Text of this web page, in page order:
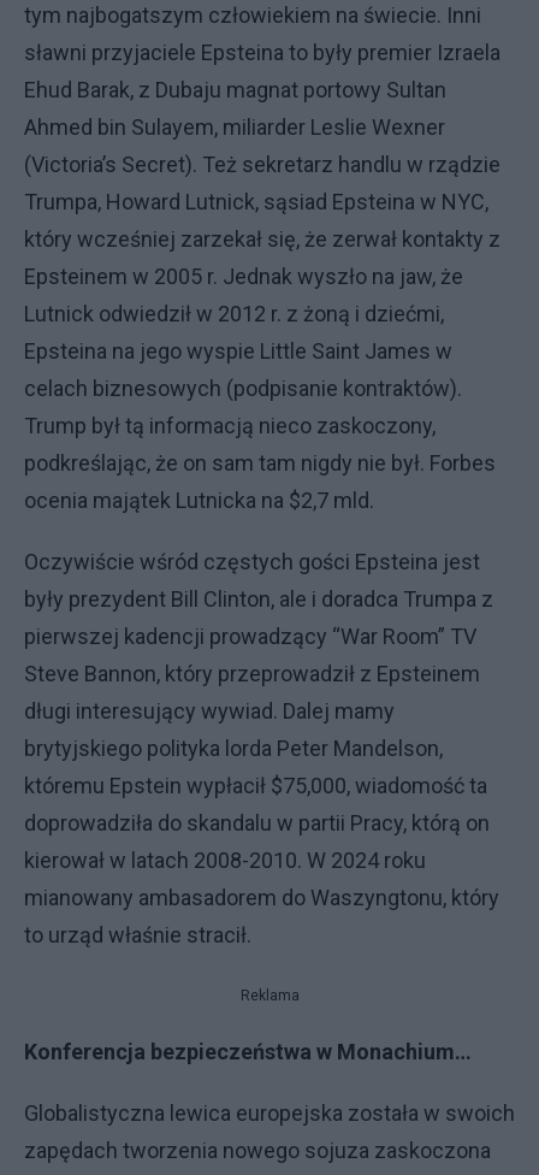
tym najbogatszym człowiekiem na świecie. Inni
sławni przyjaciele Epsteina to były premier Izraela
Ehud Barak, z Dubaju magnat portowy Sultan
Ahmed bin Sulayem, miliarder Leslie Wexner
(Victoria’s Secret). Też sekretarz handlu w rządzie
Trumpa, Howard Lutnick, sąsiad Epsteina w NYC,
który wcześniej zarzekał się, że zerwał kontakty z
Epsteinem w 2005 r. Jednak wyszło na jaw, że
Lutnick odwiedził w 2012 r. z żoną i dziećmi,
Epsteina na jego wyspie Little Saint James w
celach biznesowych (podpisanie kontraktów).
Trump był tą informacją nieco zaskoczony,
podkreślając, że on sam tam nigdy nie był. Forbes
ocenia majątek Lutnicka na $2,7 mld.
Oczywiście wśród częstych gości Epsteina jest
były prezydent Bill Clinton, ale i doradca Trumpa z
pierwszej kadencji prowadzący “War Room” TV
Steve Bannon, który przeprowadził z Epsteinem
długi interesujący wywiad. Dalej mamy
brytyjskiego polityka lorda Peter Mandelson,
któremu Epstein wypłacił $75,000, wiadomość ta
doprowadziła do skandalu w partii Pracy, którą on
kierował w latach 2008-2010. W 2024 roku
mianowany ambasadorem do Waszyngtonu, który
to urząd właśnie stracił.
Reklama
Konferencja bezpieczeństwa w Monachium…
Globalistyczna lewica europejska została w swoich
zapędach tworzenia nowego sojuza zaskoczona